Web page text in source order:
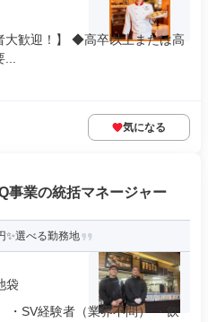
大歓迎！】 ◆高卒以上または高
気になる
事業の統括マネージャー
✨選べる勤務地
袋
・SV経験者（業界不問） ・飲